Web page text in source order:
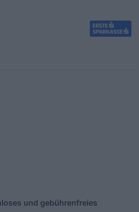
und gebührenfreies